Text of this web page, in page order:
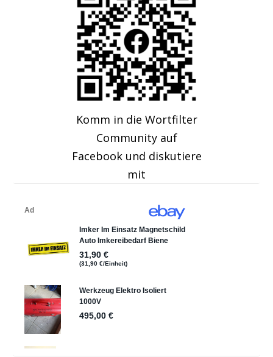
Komm in die Wortfilter
Community auf
Facebook und diskutiere
mit